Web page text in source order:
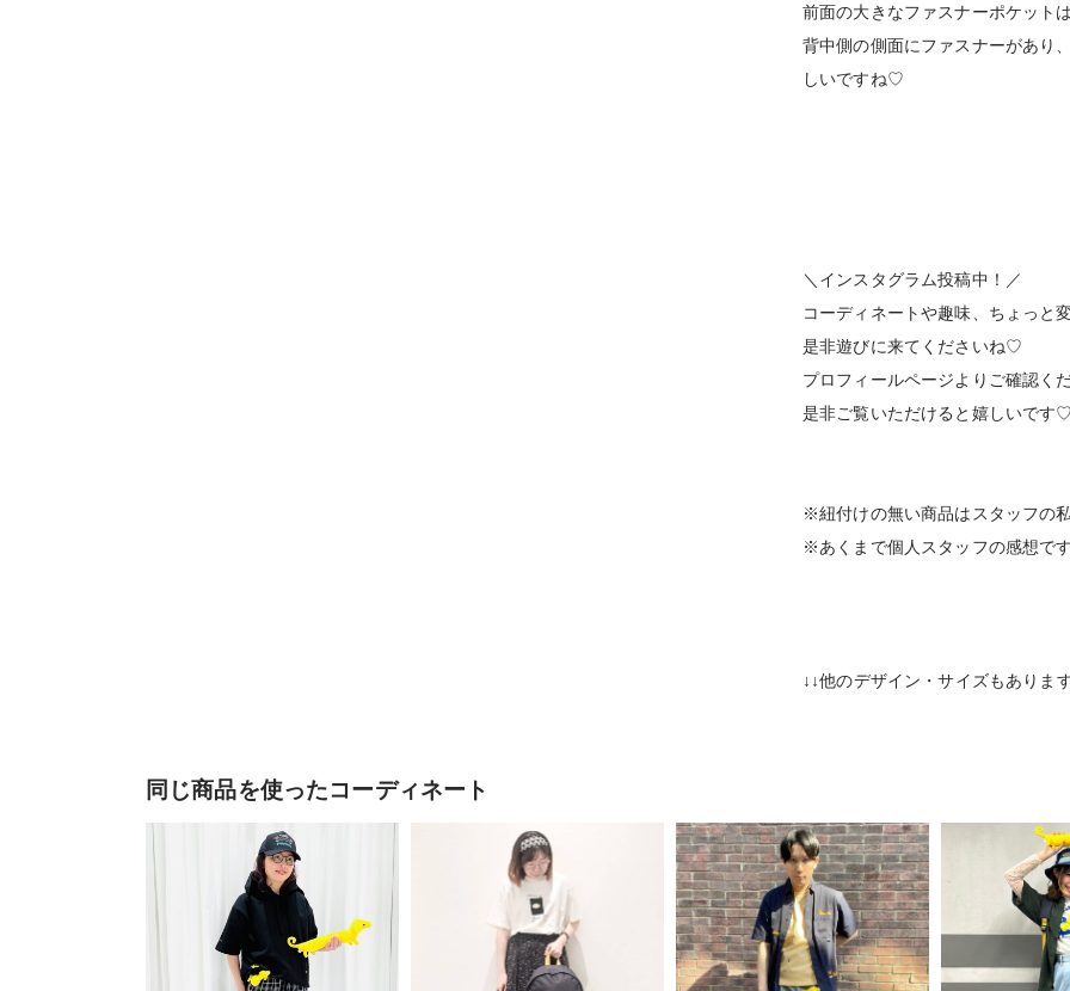
前面の大きなファスナーポケット
背中側の側面にファスナーがあり
しいですね♡
＼インスタグラム投稿中！／
コーディネートや趣味、ちょっと
是非遊びに来てくださいね♡
プロフィールページよりご確認く
是非ご覧いただけると嬉しいです♡
※紐付けの無い商品はスタッフの私
※あくまで個人スタッフの感想です
↓↓他のデザイン・サイズもありま
同じ商品を使ったコーディネート